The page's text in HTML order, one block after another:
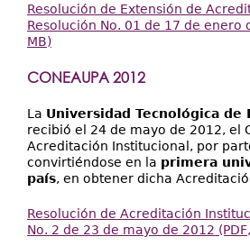
Resolución de Extensión de
Resolución No. 01 de 17 de enero
MB)
CONEAUPA 2012
La Universidad Tecnológica de
recibió el 24 de mayo de 2012, el
Acreditación Institucional, por
convirtiéndose en la primera
país, en obtener dicha
Resolución de Acreditación
No. 2 de 23 de mayo de 2012